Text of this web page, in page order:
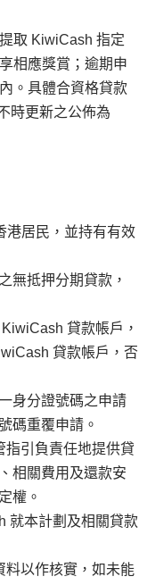
取 KiwiCash 指定
相應獎賞；逾期申
。具體合資格貸款
時更新之公佈為
港居民，並持有有效
無抵押分期貸款，
貸款帳戶，
貸款帳戶，否
身分證號碼之申請
碼重覆申請。
指引負責任地提供貸
相關費用及還款安
權。
就本計劃及相關貸款
料以作核實，如未能